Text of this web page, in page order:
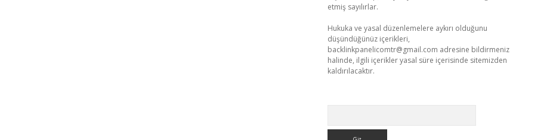
etmiş sayılırlar.
Hukuka ve yasal düzenlemelere aykırı olduğunu
düşündüğünüz içerikleri,
backlinkpanelicomtr@gmail.com adresine bildirmeniz
halinde, ilgili içerikler yasal süre içerisinde sitemizden
kaldırılacaktır.